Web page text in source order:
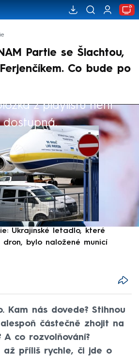
Partie se Šlachtou,
Co bude po
z playlistu není
dostupná.
Ukrajinské letadlo, které
dron, bylo naložené municí
Kam nás dovede? Stihnou
částečně zhojit na
A co rozvolňování?
až příliš rychle, či jde o